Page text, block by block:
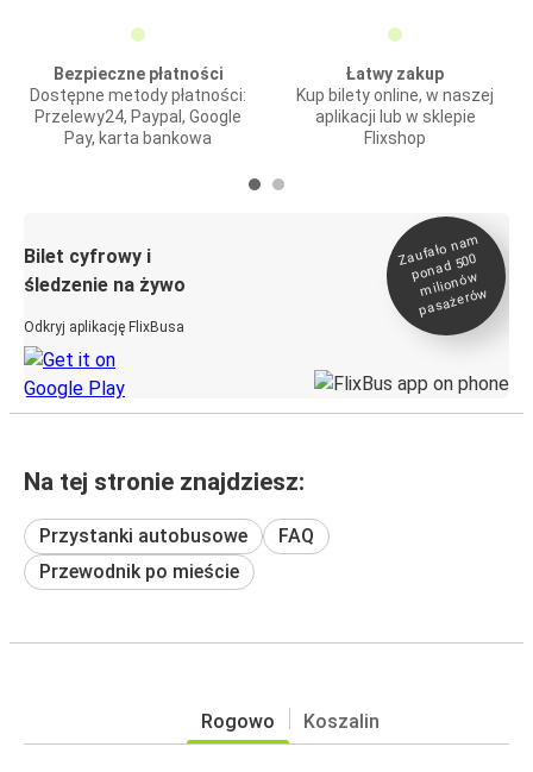
Bezpieczne płatności
Dostępne metody płatności:
Przelewy24, Paypal, Google
Pay, karta bankowa
Łatwy zakup
Kup bilety online, w naszej
aplikacji lub w sklepie
Flixshop
Bilet cyfrowy i
śledzenie na żywo
Odkryj aplikację FlixBusa
Zaufało na
m
ponad 500
milionó
w
pasażeró
w
Na tej stronie znajdziesz:
Przystanki autobusowe
FAQ
Przewodnik po mieście
Rogowo Koszalin